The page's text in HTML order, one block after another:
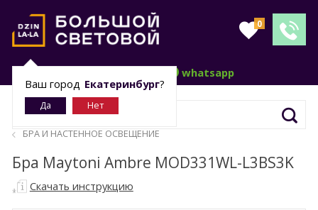
0
Ваш город Екатеринбург?
whatsapp
БРА И НАСТЕННОЕ ОСВЕЩЕНИЕ
Бра Maytoni Ambre MOD331WL-L3BS3K
Скачать инструкцию